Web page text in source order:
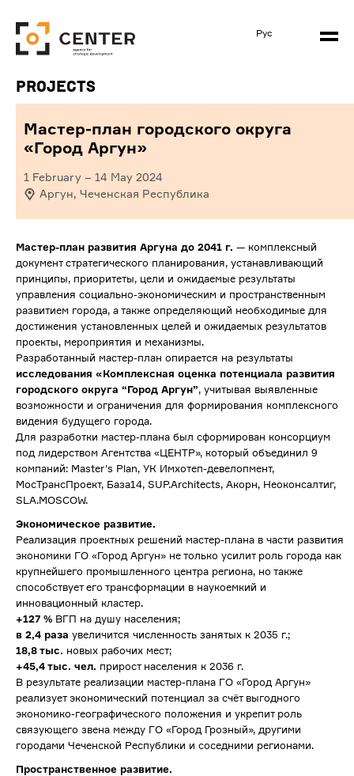
Рус
Projects
Мастер-план городского округа
«Город Аргун»
1 February – 14 May 2024
Аргун, Чеченская Республика
Мастер-план развития Аргуна до 2041 г. — комплексный
документ стратегического планирования, устанавливающий
принципы, приоритеты, цели и ожидаемые результаты
управления социально-экономическим и пространственным
развитием города, а также определяющий необходимые для
достижения установленных целей и ожидаемых результатов
проекты, мероприятия и механизмы.
Разработанный мастер-план опирается на результаты
исследования «Комплексная оценка потенциала развития
городского округа “Город Аргун”, учитывая выявленные
возможности и ограничения для формирования комплексного
видения будущего города.
Для разработки мастер-плана был сформирован консорциум
под лидерством Агентства «ЦЕНТР», который объединил 9
компаний: Master's Plan, УК Имхотеп-девелопмент,
МосТрансПроект, База14, SUP.Architects, Акорн, Неоконсалтиг,
SLA.MOSCOW.
Экономическое развитие.
Реализация проектных решений мастер-плана в части развития
экономики ГО «Город Аргун» не только усилит роль города как
крупнейшего промышленного центра региона, но также
способствует его трансформации в наукоемкий и
инновационный кластер.
+127 % ВГП на душу населения;
в 2,4 раза увеличится численность занятых к 2035 г.;
18,8 тыс. новых рабочих мест;
+45,4 тыс. чел. прирост населения к 2036 г.
В результате реализации мастер-плана ГО «Город Аргун»
реализует экономический потенциал за счёт выгодного
экономико-географического положения и укрепит роль
связующего звена между ГО «Город Грозный», другими
городами Чеченской Республики и соседними регионами.
Пространственное развитие.